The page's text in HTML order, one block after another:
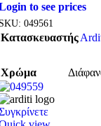
to see prices
049561
Κατασκευαστής
Χρώμα